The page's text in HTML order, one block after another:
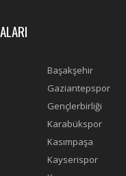
Başakşehir
Gaziantepspor
Gençlerbirliği
Karabükspor
Kasımpaşa
Kayserispor